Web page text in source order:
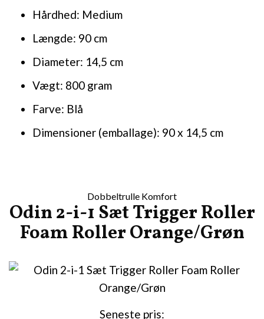
Hårdhed: Medium
Længde: 90 cm
Diameter: 14,5 cm
Vægt: 800 gram
Farve: Blå
Dimensioner (emballage): 90 x 14,5 cm
Dobbeltrulle Komfort
Odin 2-i-1 Sæt Trigger Roller
Foam Roller Orange/Grøn
Seneste pris: